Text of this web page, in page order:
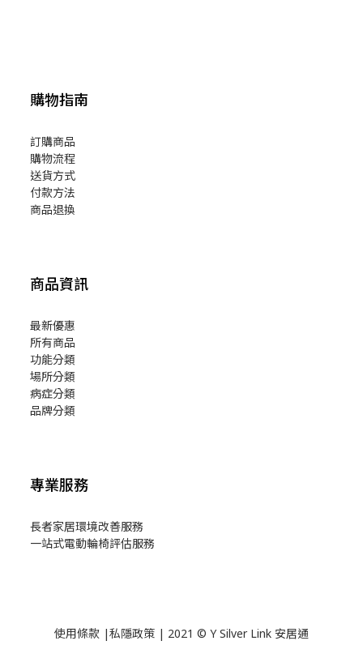
購物指南
訂購商品
購物流程
送貨方式
付款方法
商品退換
商品資訊
最新優惠
所有商品
功能分類
場所分類
病症分類
品牌分類
專業服務
長者家居環境改善服務
一站式電動輪椅評估服務
使用條款 |私隱政策 | 2021 © Y Silver Link 安居通